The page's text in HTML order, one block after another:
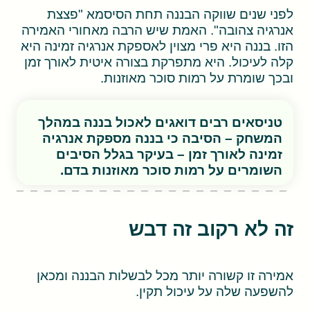
לפני שנים שווקה הבננה תחת הסיסמא "פצצת
אנרגיה צהובה". האמת שיש הרבה מאחורי האמירה
הזו. בננה היא פרי מצוין לאספקת אנרגיה זמינה היא
קלה לעיכול. היא מתפרקת בצורה איטית לאורך זמן
ובכך שומרת על רמות סוכר מאוזנות.
טניסאים רבים דואגים לאכול בננה במהלך
המשחק – הסיבה כי בננה מספקת אנרגיה
זמינה לאורך זמן – בעיקר בגלל הסיבים
השומרים על רמות סוכר מאוזנות בדם.
זה לא רקוב זה דבש
אמירה זו קשורה יותר מכל לבשלות הבננה ומכאן
להשפעה שלה על עיכול תקין.